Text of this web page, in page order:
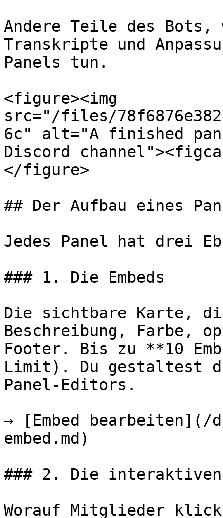
Andere Teile des
Transkripte und
Panels tun.
<figure><img
src="/files/
6c" alt="A finished
Discord
</figure>
## Der Aufbau eines
Jedes Panel hat drei
### 1. Die Embeds
Die sichtbare Karte,
Beschreibung, Farbe,
Footer. Bis zu **10
Limit). Du gestaltest
Panel-Editors.
→ [Embed
embed.md)
### 2. Die interaktiven
Worauf Mitglieder